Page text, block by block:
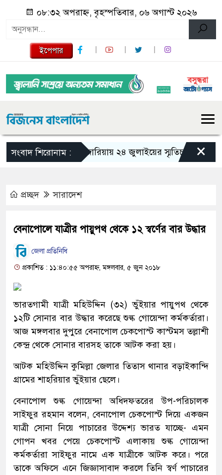
০৮:৩২ অপরাহ্ন, বৃহস্পতিবার, ০৬ অগাস্ট ২০২৬
ইপেপার
সংবাদ শিরোনাম :গজারিয়ায় ২৪ জুলাইয়ের স্মৃতিচারণ: গুমের
×
প্রচ্ছদ সারাদেশ
বেনাপোলে যাত্রীর পায়ুপথ থেকে ১২ স্বর্ণের বার উদ্ধার
জেলা প্রতিনিধি
প্রকাশিত : ১১:৪০:৫৫ অপরাহ্ন, মঙ্গলবার, ৫ জুন ২০১৮
ভারতগামী যাত্রী মহিউদ্দিন (৩২) ভুঁইয়ার পায়ুপথ থেকে
১২টি সোনার বার উদ্ধার করেছে শুল্ক গোয়েন্দা কর্মকর্তারা।
আজ মঙ্গলবার দুপুরে বেনাপোল চেকপোস্ট কাস্টমস তল্লাশী
কেন্দ্র থেকে সোনার বারসহ তাকে আটক করা হয়।
আটক মহিউদ্দিন কুমিল্লা জেলার তিতাস থানার বড়াইকান্দি
গ্রামের শাহরিয়ার ভুঁইয়ার ছেলে।
বেনাপোল শুল্ক গোয়েন্দা অধিদফতরের উপ-পরিচালক
সাইফুর রহমান বলেন, বেনাপোল চেকপোস্ট দিয়ে একজন
যাত্রী সোনা নিয়ে পাচারের উদ্দেশ্য ভারত যাচ্ছে- এমন
গোপন খবর পেয়ে চেকপোস্ট এলাকায় শুল্ক গোয়েন্দা
কর্মকর্তারা সাইফুর নামে এক যাত্রীকে আটক করে। পরে
তাকে অফিসে এনে জিজ্ঞাসাবাদ করলে তিনি স্বর্ণ পাচারের